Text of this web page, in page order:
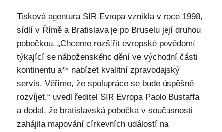
Tisková agentura SIR Evropa vznikla v roce 1998,
sídlí v Římě a Bratislava je po Bruselu její druhou
pobočkou. „Chceme rozšířit evropské povědomí
týkající se náboženského dění ve východní části
kontinentu a** nabízet kvalitní zpravodajský
servis. Věříme, že spolupráce se bude úspěšně
rozvíjet,“ uvedl ředitel SIR Evropa Paolo Bustaffa
a dodal, že bratislavská pobočka v současnosti
zahájila mapování církevních událostí na